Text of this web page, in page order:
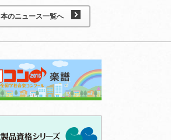
本のニュース一覧へ